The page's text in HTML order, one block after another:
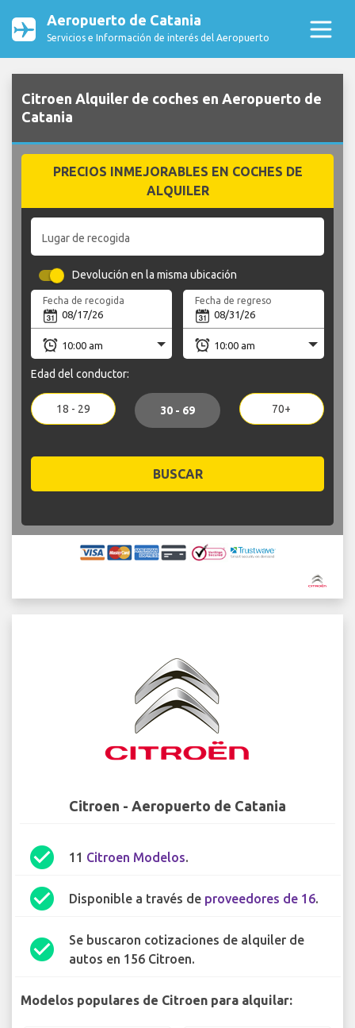
Aeropuerto de Catania
Servicios e Información de interés del Aeropuerto
Citroen Alquiler de coches en Aeropuerto de
Catania
PRECIOS INMEJORABLES EN COCHES DE
ALQUILER
Lugar de recogida
Devolución en la misma ubicación
Fecha de recogida Fecha de regreso
Edad del conductor:
18 - 29 30 - 69 70+
BUSCAR
Citroen - Aeropuerto de Catania
check_circle 11 Citroen Modelos.
check_circle Disponible a través de proveedores de 16.
check_circle
Se buscaron cotizaciones de alquiler de
autos en 156 Citroen.
Modelos populares de Citroen para alquilar: